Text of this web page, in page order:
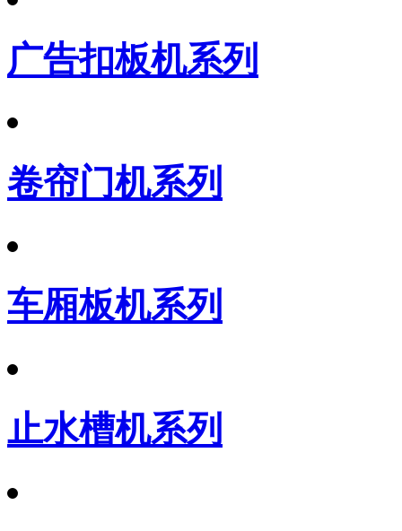
广告扣板机系列
卷帘门机系列
车厢板机系列
止水槽机系列